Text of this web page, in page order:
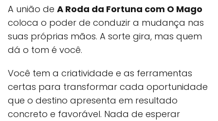
A união de A Roda da Fortuna com O Mago
coloca o poder de conduzir a mudança nas
suas próprias mãos. A sorte gira, mas quem
dá o tom é você.
Você tem a criatividade e as ferramentas
certas para transformar cada oportunidade
que o destino apresenta em resultado
concreto e favorável. Nada de esperar